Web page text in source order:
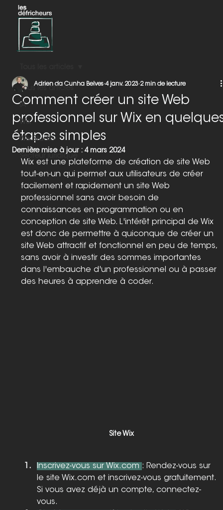
Tous les articles
IA
Wix
Wix Studio
Comment créer un site Web
professionnel sur Wix en
étapes simples
Adrien da Cunha Belves 4 janv. 2023 2 min de lecture
Dernière mise à jour : 4 mars 2024
Wix est une plateforme de création de site Web
tout-en-un qui permet aux utilisateurs de créer
facilement et rapidement un site Web
professionnel sans avoir besoin de
connaissances en programmation ou en
conception de site Web. L'intérêt principal de Wix
est donc de permettre à quiconque de créer un
site Web attractif et fonctionnel en peu de temps,
sans avoir à investir des sommes importantes
dans l'embauche d'un professionnel ou à passer
des heures à apprendre à coder.
Site Wix
Inscrivez-vous sur Wix.com : Rendez-vous sur
le site Wix.com et inscrivez-vous gratuitement.
Si vous avez déjà un compte, connectez-
vous.